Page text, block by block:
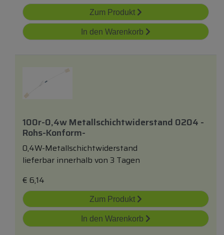
Zum Produkt
In den Warenkorb
100r-0,4w Metallschichtwiderstand 0204 -
Rohs-Konform-
0,4W-Metallschichtwiderstand
lieferbar innerhalb von 3 Tagen
€ 6,14
Zum Produkt
In den Warenkorb